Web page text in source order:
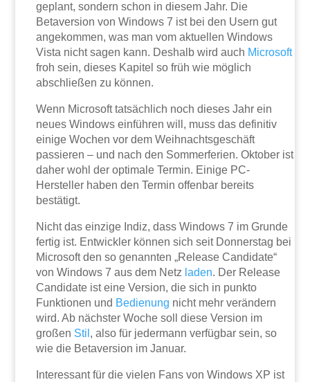
geplant, sondern schon in diesem Jahr. Die
Betaversion von Windows 7 ist bei den Usern gut
angekommen, was man vom aktuellen Windows
Vista nicht sagen kann. Deshalb wird auch Microsoft
froh sein, dieses Kapitel so früh wie möglich
abschließen zu können.
Wenn Microsoft tatsächlich noch dieses Jahr ein
neues Windows einführen will, muss das definitiv
einige Wochen vor dem Weihnachtsgeschäft
passieren – und nach den Sommerferien. Oktober ist
daher wohl der optimale Termin. Einige PC-
Hersteller haben den Termin offenbar bereits
bestätigt.
Nicht das einzige Indiz, dass Windows 7 im Grunde
fertig ist. Entwickler können sich seit Donnerstag bei
Microsoft den so genannten „Release Candidate“
von Windows 7 aus dem Netz laden. Der Release
Candidate ist eine Version, die sich in punkto
Funktionen und Bedienung nicht mehr verändern
wird. Ab nächster Woche soll diese Version im
großen Stil , also für jedermann verfügbar sein, so
wie die Betaversion im Januar.
Interessant für die vielen Fans von Windows XP ist